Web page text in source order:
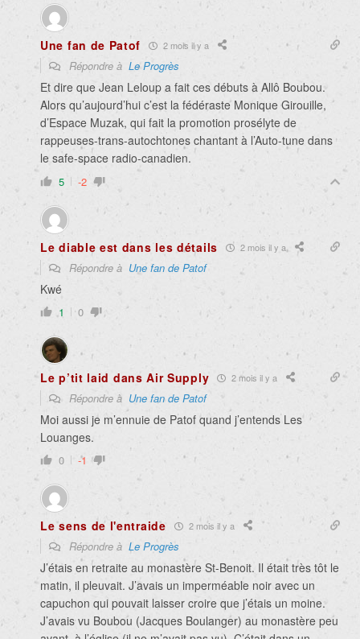
Une fan de Patof 2 mois il y a
Répondre à Le Progrès
Et dire que Jean Leloup a fait ces débuts à Allô Boubou.
Alors qu’aujourd’hui c’est la fédéraste Monique Girouille,
d’Espace Muzak, qui fait la promotion prosélyte de
rappeuses-trans-autochtones chantant à l’Auto-tune dans
le safe-space radio-canadien.
5 -2
Le diable est dans les détails 2 mois il y a
Répondre à Une fan de Patof
Kwé
1 0
Le p’tit laid dans Air Supply 2 mois il y a
Répondre à Une fan de Patof
Moi aussi je m’ennuie de Patof quand j’entends Les
Louanges.
0 -1
Le sens de l'entraide 2 mois il y a
Répondre à Le Progrès
J’étais en retraite au monastère St-Benoit. Il était très tôt le
matin, il pleuvait. J’avais un imperméable noir avec un
capuchon qui pouvait laisser croire que j’étais un moine.
J’avais vu Boubou (Jacques Boulanger) au monastère peu